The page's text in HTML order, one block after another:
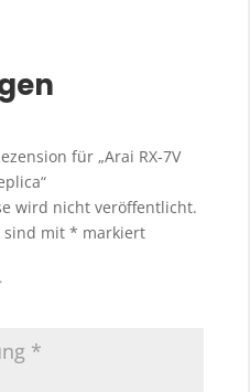
für „Arai RX-7V
wird nicht veröffentlicht.
sind mit * markiert